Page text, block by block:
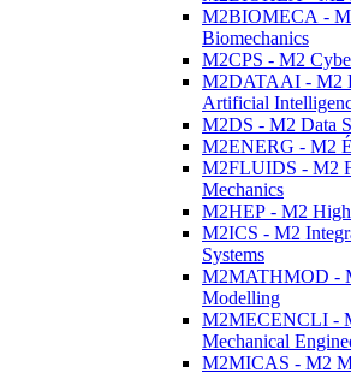
M2BIOMECA -
Biomechanics
M2CPS - M2
M2DATAAI - M2
Artificial
M2DS - M2 Data
M2ENERG - M2
M2FLUIDS - M2
Mechanics
M2HEP - M2
M2ICS - M2
Systems
M2MATHMOD -
Modelling
M2MECENCLI -
Mechanical
M2MICAS - M2